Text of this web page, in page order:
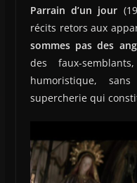
Parrain d’un jour
récits retors aux
sommes pas des
des faux-
humoristique,
supercherie qui